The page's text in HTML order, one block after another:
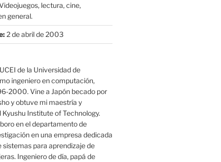
lectura, cine,
general.
2 de abril de 2003
de la Universidad de
ingeniero en computación,
2000. Vine a Japón becado por
y obtuve mi maestría y
Institute of Technology.
en el departamento de
en una empresa dedicada
sistemas para aprendizaje de
Ingeniero de día, papá de